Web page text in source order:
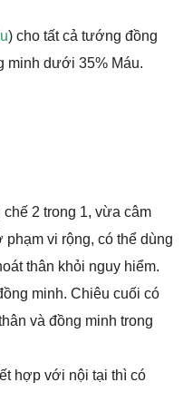
) cho tất cả tướng đồng
minh dưới 35% Máu.
2 trong 1, vừa câm
phạm vi rộng, có thể dùng
thân khỏi nguy hiểm.
minh. Chiêu cuối có
và đồng minh trong
hợp với nội tại thì có